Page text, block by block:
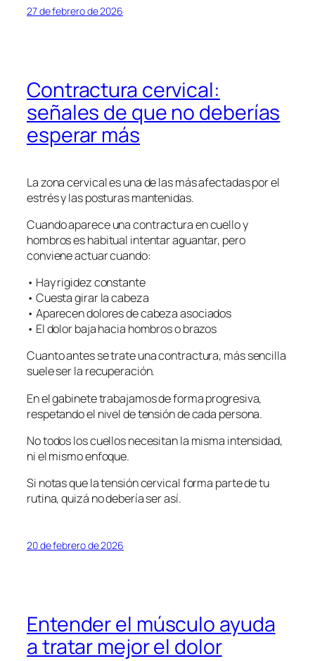
27 de febrero de 2026
Contractura cervical:
señales de que no deberías
esperar más
La zona cervical es una de las más afectadas por el
estrés y las posturas mantenidas.
Cuando aparece una contractura en cuello y
hombros es habitual intentar aguantar, pero
conviene actuar cuando:
• Hay rigidez constante
• Cuesta girar la cabeza
• Aparecen dolores de cabeza asociados
• El dolor baja hacia hombros o brazos
Cuanto antes se trate una contractura, más sencilla
suele ser la recuperación.
En el gabinete trabajamos de forma progresiva,
respetando el nivel de tensión de cada persona.
No todos los cuellos necesitan la misma intensidad,
ni el mismo enfoque.
Si notas que la tensión cervical forma parte de tu
rutina, quizá no debería ser así.
20 de febrero de 2026
Entender el músculo ayuda
a tratar mejor el dolor